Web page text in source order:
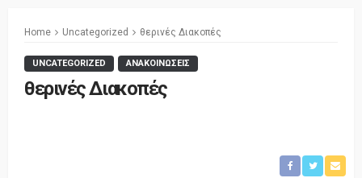
Home Uncategorized θερινές Διακοπές
UNCATEGORIZED ΑΝΑΚΟΙΝΩΣΕΙΣ
θερινές Διακοπές